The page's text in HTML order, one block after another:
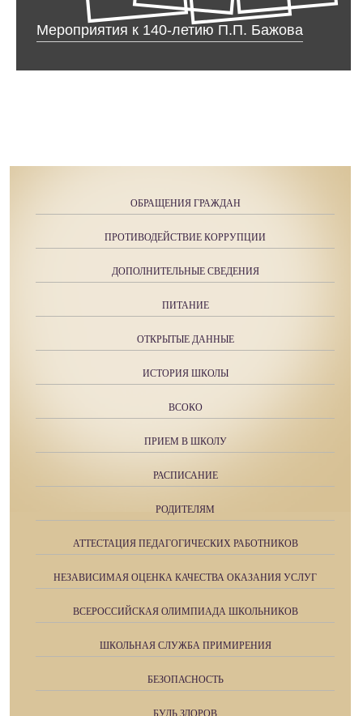
Мероприятия к 140-летию П.П. Бажова
ОБРАЩЕНИЯ ГРАЖДАН
ПРОТИВОДЕЙСТВИЕ КОРРУПЦИИ
ДОПОЛНИТЕЛЬНЫЕ СВЕДЕНИЯ
ПИТАНИЕ
ОТКРЫТЫЕ ДАННЫЕ
ИСТОРИЯ ШКОЛЫ
ВСОКО
ПРИЕМ В ШКОЛУ
РАСПИСАНИЕ
РОДИТЕЛЯМ
АТТЕСТАЦИЯ ПЕДАГОГИЧЕСКИХ РАБОТНИКОВ
НЕЗАВИСИМАЯ ОЦЕНКА КАЧЕСТВА ОКАЗАНИЯ УСЛУГ
ВСЕРОССИЙСКАЯ ОЛИМПИАДА ШКОЛЬНИКОВ
ШКОЛЬНАЯ СЛУЖБА ПРИМИРЕНИЯ
БЕЗОПАСНОСТЬ
БУДЬ ЗДОРОВ